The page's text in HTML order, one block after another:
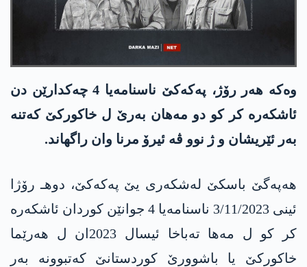
وه‌كه‌ هه‌ر رۆژ، په‌كه‌كێ ناسنامه‌یا 4 چه‌كدارێن دن
ئاشكه‌ره‌ كر كو دو مه‌هان به‌رێ ل خاكوركێ كه‌تنه‌
به‌ر ئێریشان و ژ نوو ڤه‌ ئیرۆ مرنا وان راگهاند.
هه‌په‌گێ باسكێ له‌شكه‌ری یێ په‌كه‌كێ، دوهـ رۆژا
ئینی 3/11/2023 ناسنامه‌یا 4 جوانێن كوردان ئاشكه‌ره‌
كر كو ل مه‌ها ته‌باخا ئیسال 2023ان ل هه‌رێما
خاكوركێ یا باشوورێ كوردستانێ كه‌تبوونه‌ به‌ر